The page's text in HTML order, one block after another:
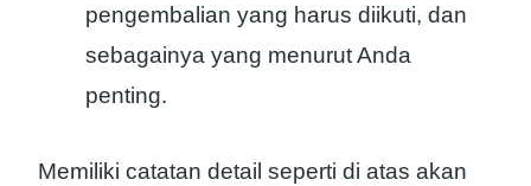
pengembalian yang harus diikuti, dan
sebagainya yang menurut Anda
penting.
Memiliki catatan detail seperti di atas akan